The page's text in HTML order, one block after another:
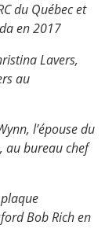
du Québec et
en 2017
Lavers,
au
l’épouse du
au bureau chef
Bob Rich en